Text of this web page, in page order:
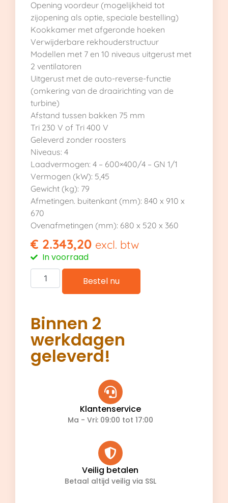
Opening voordeur (mogelijkheid tot
zijopening als optie, speciale bestelling)
Kookkamer met afgeronde hoeken
Verwijderbare rekhouderstructuur
Modellen met 7 en 10 niveaus uitgerust met
2 ventilatoren
Uitgerust met de auto-reverse-functie
(omkering van de draairichting van de
turbine)
Afstand tussen bakken 75 mm
Tri 230 V of Tri 400 V
Geleverd zonder roosters
Niveaus: 4
Laadvermogen: 4 – 600×400/4 – GN 1/1
Vermogen (kW): 5,45
Gewicht (kg): 79
Afmetingen. buitenkant (mm): 840 x 910 x
670
Ovenafmetingen (mm): 680 x 520 x 360
€ 2.343,20 excl. btw
In voorraad
Bestel nu
Binnen 2
werkdagen
geleverd!
Klantenservice
Ma - Vri: 09:00 tot 17:00
Veilig betalen
Betaal altijd veilig via SSL